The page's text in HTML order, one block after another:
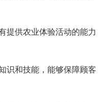
提供农业体验活动的能力
识和技能，能够保障顾客